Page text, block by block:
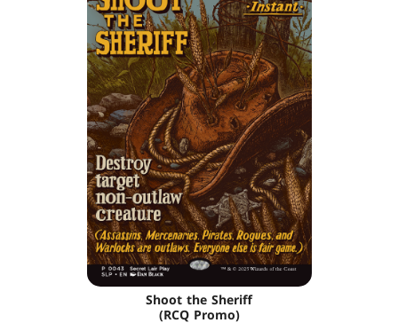
Shoot the Sheriff
(RCQ Promo)